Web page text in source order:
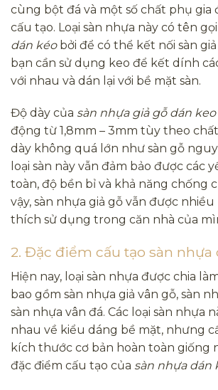
cùng bột đá và một số chất phụ gia
cấu tạo. Loại sàn nhựa này có tên
dán kéobởi để có thể kết nối sàn
bạn cần sử dụng keo để kết dính
với nhau và dán lại với bề mặt sàn.
Độ dày của sàn nhựa giả gỗ dán keo
động từ 1,8mm – 3mm tùy theo
dày không quá lớn như sàn gỗ
loại sàn này vẫn đảm bảo được các
toàn, độ bền bỉ và khả năng chống
vậy, sàn nhựa giả gỗ vẫn được
thích sử dụng trong căn nhà của
2. Đặc điểm cấu tạo sàn nhựa
Hiện nay, loại sàn nhựa được chia
bao gồm sàn nhựa giả vân gỗ, sàn
sàn nhựa vân đá. Các loại sàn nhựa
nhau về kiểu dáng bề mặt, nhưng
kích thước cơ bản hoàn toàn giống
đặc điểm cấu tạo của sàn nhựa dán